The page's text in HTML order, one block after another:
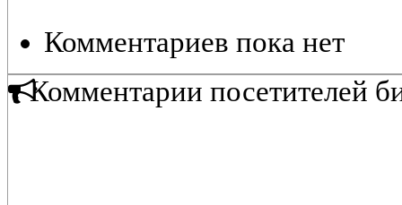
Комментариев пока нет
Комментарии посетителей